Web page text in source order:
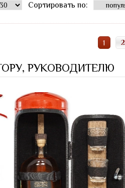
Сортировать по:
1 2
РУКОВОДИТЕЛЮ